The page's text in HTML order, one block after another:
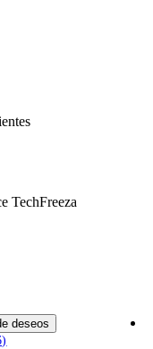
TechFreeza
deseos